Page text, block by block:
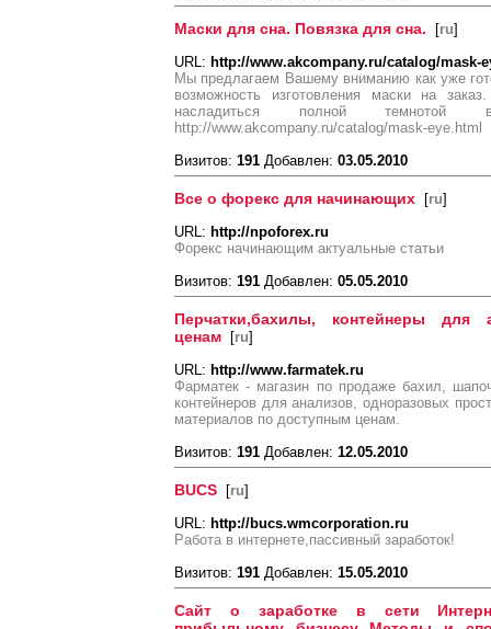
Маски для сна. Повязка для сна. [ru]
URL: http://www.akcompany.ru/catalog/mask-
Мы предлагаем Вашему вниманию как уже
возможность изготовления маски на
насладиться полной
http://www.akcompany.ru/catalog/mask-eye.html
Визитов: 191 Добавлен: 03.05.2010
Все о форекс для начинающих [ru]
URL: http://npoforex.ru
Форекс начинающим актуальные статьи
Визитов: 191 Добавлен: 05.05.2010
Перчатки,бахилы, контейнеры
ценам [ru]
URL: http://www.farmatek.ru
Фарматек - магазин по продаже бахил,
контейнеров для анализов, одноразовых
материалов по доступным ценам.
Визитов: 191 Добавлен: 12.05.2010
BUCS [ru]
URL: http://bucs.wmcorporation.ru
Работа в интернете,пассивный заработок!
Визитов: 191 Добавлен: 15.05.2010
Сайт о заработке в сети